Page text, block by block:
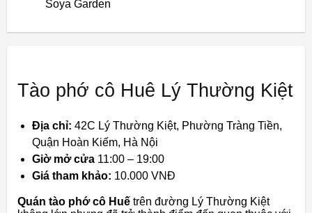
Soya Garden
Tào phớ cô Huê Lý Thường Kiệt
Địa chỉ: 42C Lý Thường Kiệt, Phường Tràng Tiền,
Quận Hoàn Kiếm, Hà Nội
Giờ mở cửa 11:00 – 19:00
Giá tham khảo: 10.000 VNĐ
Quán tào phớ cô Huế trên đường Lý Thường Kiệt